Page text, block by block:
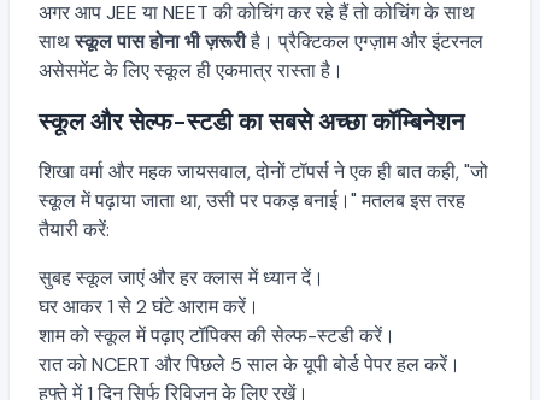
अगर आप JEE या NEET की कोचिंग कर रहे हैं तो कोचिंग के साथ
साथस्कूल पास होना भी ज़रूरीहै। प्रैक्टिकल एग्ज़ाम और इंटरनल
असेसमेंट के लिए स्कूल ही एकमात्र रास्ता है।
स्कूल और सेल्फ-स्टडी का सबसे अच्छा कॉम्बिनेशन
शिखा वर्मा और महक जायसवाल, दोनों टॉपर्स ने एक ही बात कही, "जो
स्कूल में पढ़ाया जाता था, उसी पर पकड़ बनाई।" मतलब इस तरह
तैयारी करें:
सुबह स्कूल जाएं और हर क्लास में ध्यान दें।
घर आकर 1 से 2 घंटे आराम करें।
शाम को स्कूल में पढ़ाए टॉपिक्स की सेल्फ-स्टडी करें।
रात को NCERT और पिछले 5 साल के यूपी बोर्ड पेपर हल करें।
हफ्ते में 1 दिन सिर्फ रिविज़न के लिए रखें।